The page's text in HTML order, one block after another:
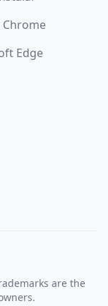
Chrome
Edge
are the